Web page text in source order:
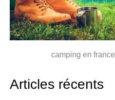
camping en france
Articles récents